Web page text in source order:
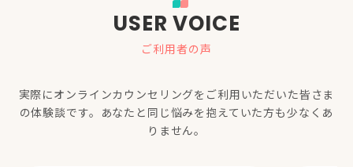
USER VOICE
ご利用者の声
実際にオンラインカウンセリングをご利用いただいた皆さま
の体験談です。あなたと同じ悩みを抱えていた方も少なくあ
りません。